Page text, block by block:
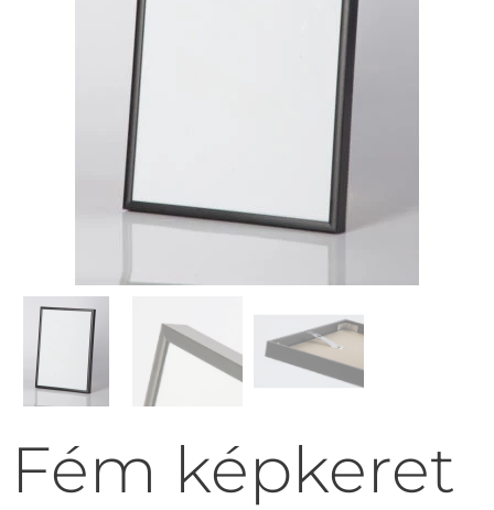
Fém képkeret